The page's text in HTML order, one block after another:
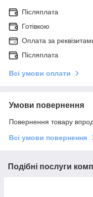
Післяплата
Готівкою
Оплата за
Післяплата
Всі умови оплати
Умови повернення
Повернення товару
Всі умови повернення
Подібні послуги